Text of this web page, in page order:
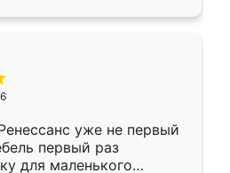
уже не первый
первый раз
для маленького